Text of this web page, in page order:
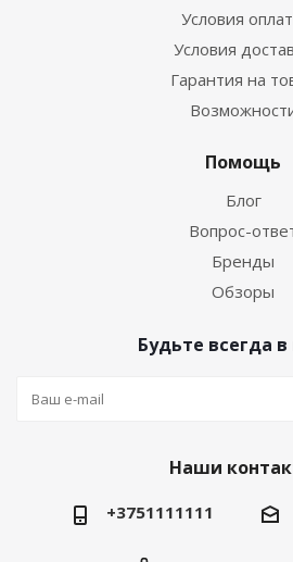
Условия
Условия
Гарантия на
Помощь
Блог
Вопрос-
Бренды
Обзоры
Будьте всегда в
Наши
+3751111111